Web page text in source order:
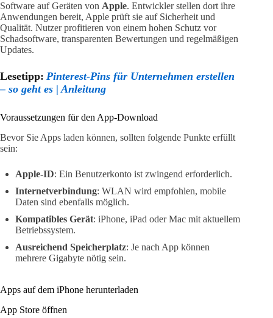
Software auf Geräten von Apple. Entwickler stellen dort ihre
Anwendungen bereit, Apple prüft sie auf Sicherheit und
Qualität. Nutzer profitieren von einem hohen Schutz vor
Schadsoftware, transparenten Bewertungen und regelmäßigen
Updates.
Lesetipp: Pinterest-Pins für Unternehmen erstellen
– so geht es | Anleitung
Voraussetzungen für den App-Download
Bevor Sie Apps laden können, sollten folgende Punkte erfüllt
sein:
Apple-ID: Ein Benutzerkonto ist zwingend erforderlich.
Internetverbindung: WLAN wird empfohlen, mobile
Daten sind ebenfalls möglich.
Kompatibles Gerät: iPhone, iPad oder Mac mit aktuellem
Betriebssystem.
Ausreichend Speicherplatz: Je nach App können
mehrere Gigabyte nötig sein.
Apps auf dem iPhone herunterladen
App Store öffnen